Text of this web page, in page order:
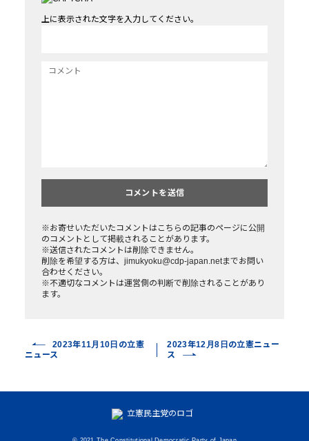
上に表示された文字を入力してください。
※お寄せいただいたコメントはこちらの記事のページに公開
のコメントとして掲載されることがあります。
※送信されたコメントは削除できません。
削除を希望する方は、jimukyoku@cdp-japan.netまでお問い
合わせください。
※不適切なコメントは運営側の判断で削除されることがあり
ます。
2023年11月10日の立憲
ニュース
2023年12月8日の立憲ニュー
ス